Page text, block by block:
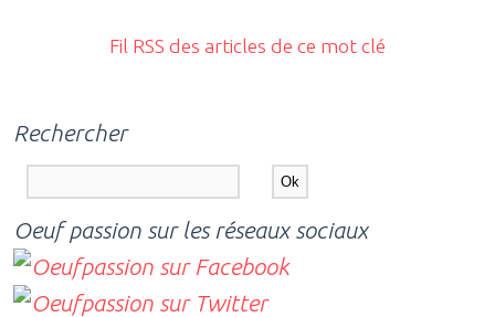
Fil RSS des articles de ce mot clé
Rechercher
Oeuf passion sur les réseaux sociaux